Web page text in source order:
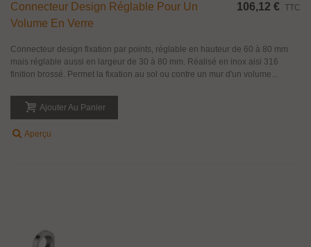
Connecteur Design Réglable Pour Un
Volume En Verre
106,12 € TTC
Connecteur design fixation par points, réglable en hauteur de 60 à 80 mm
mais réglable aussi en largeur de 30 à 80 mm. Réalisé en inox aisi 316
finition brossé. Permet la fixation au sol ou contre un mur d'un volume...
Ajouter Au Panier
Aperçu